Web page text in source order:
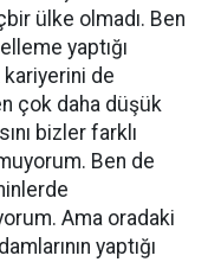
ülke olmadı. Ben
yaptığı
de
çok daha düşük
bizler farklı
Ben de
Ama oradaki
yaptığı